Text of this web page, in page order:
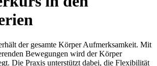
der gesamte Körper Aufmerksamkeit. Mit
Bewegungen wird der Körper
Die Praxis unterstützt dabei, die Flexibilität